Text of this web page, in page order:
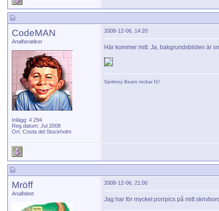
CodeMAN
Analfanatiker
Inlägg: 4 294
Reg.datum: Jul 2008
Ort: Costa del Stockholm
2008-12-06, 14:20
Här kommer mitt. Ja, bakgrundsbilden är
Spritney Bears rockar f1!
Mröff
Analfabet
2008-12-06, 21:00
Jag har för mycket porrpics på mitt